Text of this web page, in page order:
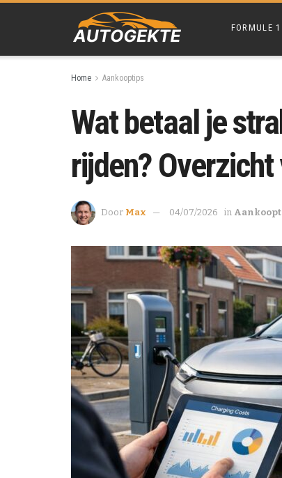
FORMULE 1
Home Aankooptips
Wat betaal je
rijden?
Door Max 04/07/2026 in